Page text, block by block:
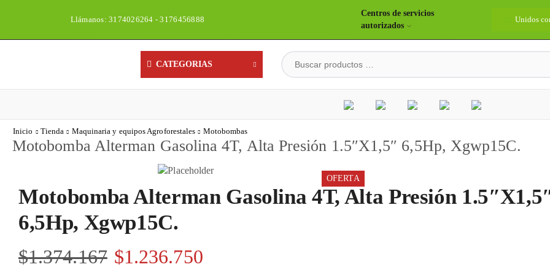
Llámanos: 3174026264 - 3176456888
Centros de servicios
autorizados
Unidos
CATEGORIAS
Inicio Tienda Maquinaria y equipos Agroforestales Motobombas
Motobomba Alterman Gasolina 4T, Alta Presión 1.5″X1,5″ 6,5Hp, Xgwp15C.
OFERTA
Motobomba Alterman Gasolina 4T, Alta Presión
6,5Hp, Xgwp15C.
$1.374.167 $1.236.750